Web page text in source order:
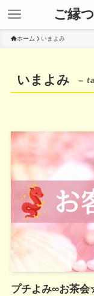
ご縁
ホーム いまよみ
いまよみ –
プチよみ∞お茶